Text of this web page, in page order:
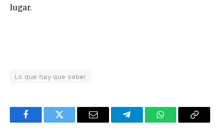
lugar.
Lo que hay que saber
FacebookTwitter Email TelegramWhatsAppCopy